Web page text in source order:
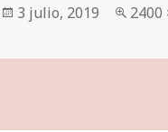
Publicado
3 julio, 2019 2400